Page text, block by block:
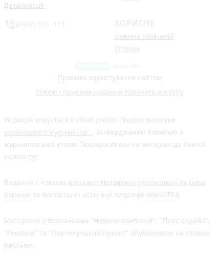
Детальніше
КОРИСНЕ
Новини компаній
Огляди
Правила користування сайтом
Умови і правила надання платного доступу
Редакція керується в своїй роботі "Кодексом етики
українського журналіста" , затвердженим Комісією з
журналістської етики. Поскаржитись на матеріал до Комісії
можна тут
Видання є членом Асоціації Незалежні регіональні видавці
України та Всесвітньої асоціації видавців WAN-IFRA
Матеріали з позначками "Новини компаній", "Прес-служба",
"Реклама" та "Партнерський проєкт" опубліковані на правах
реклами.